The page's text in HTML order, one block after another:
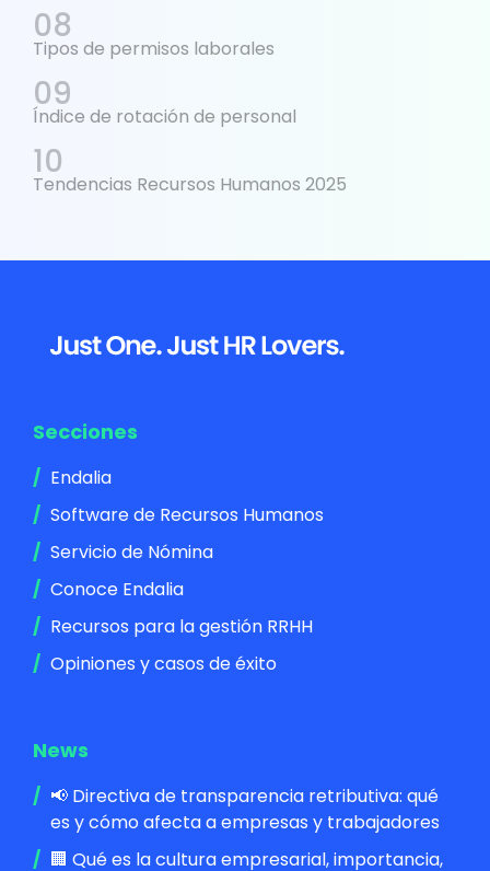
Tipos de permisos laborales
Índice de rotación de personal
Tendencias Recursos Humanos 2025
Footer
Secciones
Endalia
Software de Recursos Humanos
Servicio de Nómina
Conoce Endalia
Recursos para la gestión RRHH
Opiniones y casos de éxito
News
📢 Directiva de transparencia retributiva: qué
es y cómo afecta a empresas y trabajadores
🏢 Qué es la cultura empresarial, importancia,